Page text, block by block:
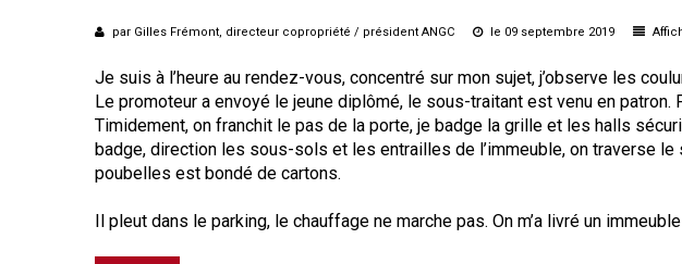
par Gilles Frémont, directeur copropriété / président ANGC le 09 septembre 2019
Je suis à l’heure au rendez-vous, concentré sur mon sujet, j’observe les
Le promoteur a envoyé le jeune diplômé, le sous-traitant est venu en patron.
Timidement, on franchit le pas de la porte, je badge la grille et les halls
badge, direction les sous-sols et les entrailles de l’immeuble, on traverse le
poubelles est bondé de cartons.
Il pleut dans le parking, le chauffage ne marche pas. On m’a livré un